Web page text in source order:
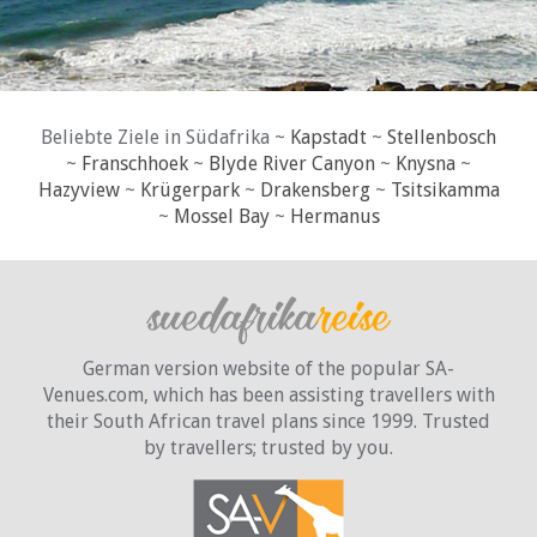
Beliebte Ziele in Südafrika ~ Kapstadt ~ Stellenbosch
~ Franschhoek ~ Blyde River Canyon ~ Knysna ~
Hazyview~ Krügerpark~ Drakensberg~ Tsitsikamma
~ Mossel Bay~ Hermanus
German version website of the popular SA-
Venues.com, which has been assisting travellers with
their South African travel plans since 1999. Trusted
by travellers; trusted by you.